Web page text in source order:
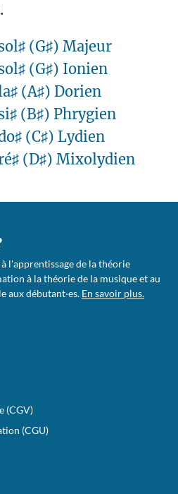
(G♯) Majeur
(G♯) Ionien
(A♯) Dorien
(B♯) Phrygien
(C♯) Lydien
(D♯) Mixolydien
l'apprentissage de la théorie
à la théorie de la musique et au
aux débutant·es. En savoir plus.
(CGV)
(CGU)